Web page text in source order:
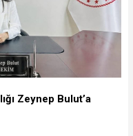
Zeynep Bulut’a